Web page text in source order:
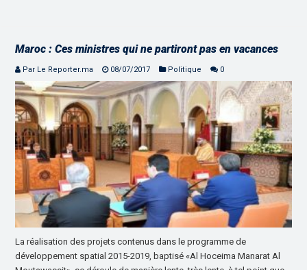
Maroc : Ces ministres qui ne partiront pas en vacances
Par Le Reporter.ma 08/07/2017 Politique 0
La réalisation des projets contenus dans le programme de
développement spatial 2015-2019, baptisé «Al Hoceima Manarat Al